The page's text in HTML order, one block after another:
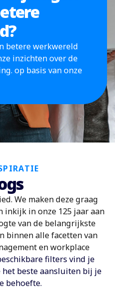
betere werkwereld
inzichten over de
op basis van onze
We maken deze graag
inkijk in onze 125 jaar aan
van de belangrijkste
binnen alle facetten van
en workplace
filters vind je
beste aansluiten bij je
behoefte.